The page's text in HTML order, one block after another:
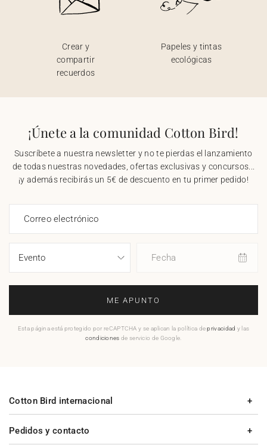
Crear y
compartir
recuerdos
Papeles y tintas
ecológicas
¡Únete a la comunidad Cotton Bird!
Suscríbete a nuestra newsletter y no te pierdas el lanzamiento
de todas nuestras novedades, ofertas exclusivas y concursos...
¡y además recibirás un 5€ de descuento en tu primer pedido!
Correo electrónico
Fecha
ME APUNTO
Esta página está protegido por reCAPTCHA y se aplican la política deprivacidad y las
condiciones de servicio de Google.
Pedidos y contacto
Cotton Bird internacional